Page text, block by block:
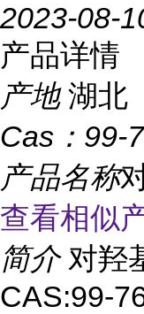
2023-08-
产品详情
产地 湖北
Cas： 99-
产品名称
查看相似
简介 对羟
CAS:99-